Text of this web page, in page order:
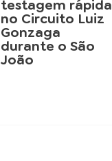
testagem rápida
no Circuito Luiz
Gonzaga
durante o São
João